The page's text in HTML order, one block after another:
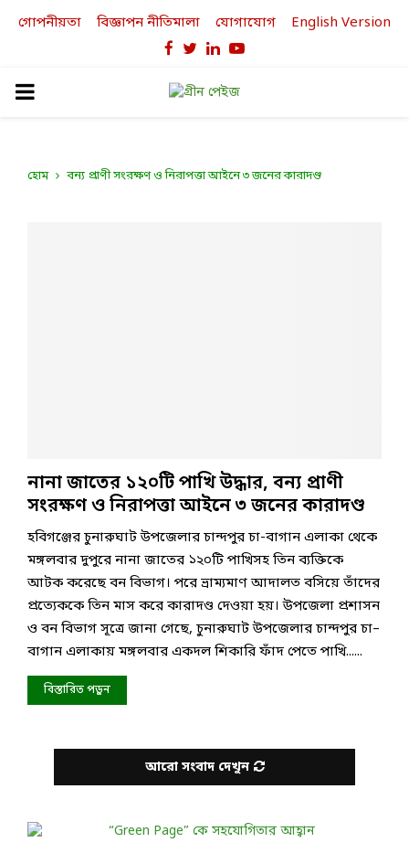
গোপনীয়তা বিজ্ঞাপন নীতিমালা যোগাযোগ English Version
Facebook
TwitterLinkedinYoutube
PRIMARY
হোম বন্য প্রাণী সংরক্ষণ ও নিরাপত্তা আইনে ৩ জনের কারাদণ্ড
নানা জাতের ১২০টি পাখি উদ্ধার, বন্য প্রাণী
সংরক্ষণ ও নিরাপত্তা আইনে ৩ জনের কারাদণ্ড
হবিগঞ্জের চুনারুঘাট উপজেলার চান্দপুর চা-বাগান এলাকা থেকে
মঙ্গলবার দুপুরে নানা জাতের ১২০টি পাখিসহ তিন ব্যক্তিকে
আটক করেছে বন বিভাগ। পরে ভ্রাম্যমাণ আদালত বসিয়ে তাঁদের
প্রত্যেককে তিন মাস করে কারাদণ্ড দেওয়া হয়। উপজেলা প্রশাসন
ও বন বিভাগ সূত্রে জানা গেছে, চুনারুঘাট উপজেলার চান্দপুর চা–
বাগান এলাকায় মঙ্গলবার একদল শিকারি ফাঁদ পেতে পাখি......
বিস্তারিত পড়ুন
আরো সংবাদ দেখুন